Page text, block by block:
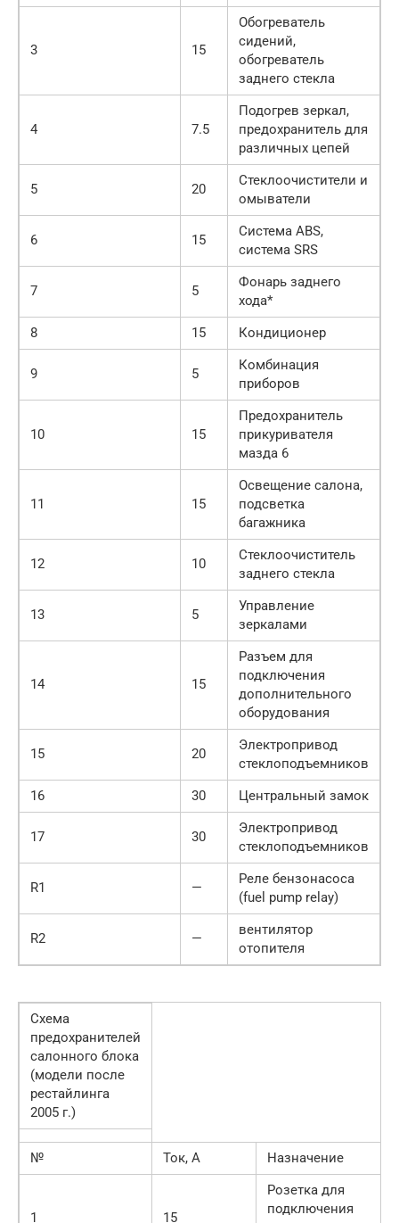
3 15
Обогреватель
сидений,
обогреватель
заднего стекла
4 7.5
Подогрев зеркал,
предохранитель для
различных цепей
5 20
Стеклоочистители и
омыватели
6 15
Система ABS,
система SRS
7 5
Фонарь заднего
хода*
8
15 Кондиционер
9 5
Комбинация
приборов
10 15
Предохранитель
прикуривателя
мазда 6
11 15
Освещение салона,
подсветка
багажника
12 10
Стеклоочиститель
заднего стекла
13 5
Управление
зеркалами
14 15
Разъем для
подключения
дополнительного
оборудования
15 20
Электропривод
стеклоподъемников
16
30 Центральный замок
17 30
Электропривод
стеклоподъемников
R1 —
Реле бензонасоса
(fuel pump relay)
R2 —
вентилятор
отопителя
Схема
предохранителей
салонного блока
(модели после
рестайлинга
2005 г.)
№ Ток, А Назначение
1 15
Розетка для
подключения